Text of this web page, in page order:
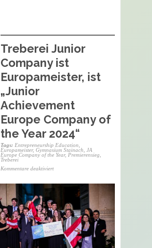
Treberei Junior
Company ist
Europameister, ist
„Junior
Achievement
Europe Company of
the Year 2024“
Tags: Entrepreneurship Education
Europameister, Gymnasium Stainach JA
Europe Company of the Year, Premierensieg
Treberei
Kommentare deaktiviertfür
Company
Europameister,
„Junior
Achievement
Europe
Company
of
the
Year
2024“